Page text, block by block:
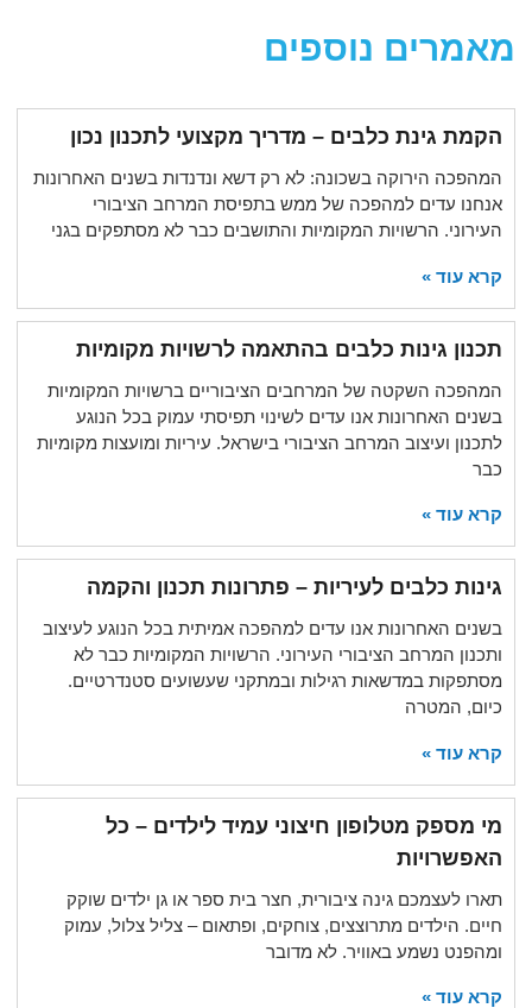
מאמרים נוספים
הקמת גינת כלבים – מדריך מקצועי לתכנון נכון
המהפכה הירוקה בשכונה: לא רק דשא ונדנדות בשנים האחרונות
אנחנו עדים למהפכה של ממש בתפיסת המרחב הציבורי
העירוני. הרשויות המקומיות והתושבים כבר לא מסתפקים בגני
קרא עוד »
תכנון גינות כלבים בהתאמה לרשויות מקומיות
המהפכה השקטה של המרחבים הציבוריים ברשויות המקומיות
בשנים האחרונות אנו עדים לשינוי תפיסתי עמוק בכל הנוגע
לתכנון ועיצוב המרחב הציבורי בישראל. עיריות ומועצות מקומיות
כבר
קרא עוד »
גינות כלבים לעיריות – פתרונות תכנון והקמה
בשנים האחרונות אנו עדים למהפכה אמיתית בכל הנוגע לעיצוב
ותכנון המרחב הציבורי העירוני. הרשויות המקומיות כבר לא
מסתפקות במדשאות רגילות ובמתקני שעשועים סטנדרטיים.
כיום, המטרה
קרא עוד »
מי מספק מטלופון חיצוני עמיד לילדים – כל
האפשרויות
תארו לעצמכם גינה ציבורית, חצר בית ספר או גן ילדים שוקק
חיים. הילדים מתרוצצים, צוחקים, ופתאום – צליל צלול, עמוק
ומהפנט נשמע באוויר. לא מדובר
קרא עוד »